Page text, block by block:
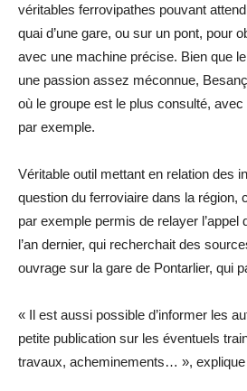
véritables ferrovipathes pouvant
quai d’une gare, ou sur un pont, pour
avec une machine précise. Bien que
une passion assez méconnue,
où le groupe est le plus consulté,
par exemple.
Véritable outil mettant en relation des
question du ferroviaire dans la région,
par exemple permis de relayer l’appel
l’an dernier, qui recherchait des
ouvrage sur la gare de Pontarlier, qui
« Il est aussi possible d’informer les
petite publication sur les éventuels
travaux, acheminements… », explique